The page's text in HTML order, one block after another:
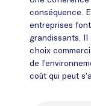
conséquence.
entreprises
grandissants.
choix
de
coût qui peut